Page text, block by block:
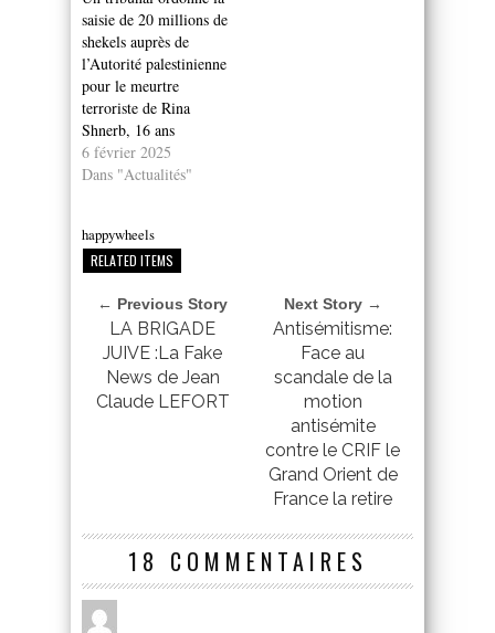
saisie de 20 millions de
shekels auprès de
l’Autorité palestinienne
pour le meurtre
terroriste de Rina
Shnerb, 16 ans
6 février 2025
Dans "Actualités"
happywheels
RELATED ITEMS
← Previous Story
LA BRIGADE
JUIVE :La Fake
News de Jean
Claude LEFORT
Next Story →
Antisémitisme:
Face au
scandale de la
motion
antisémite
contre le CRIF le
Grand Orient de
France la retire
18 COMMENTAIRES